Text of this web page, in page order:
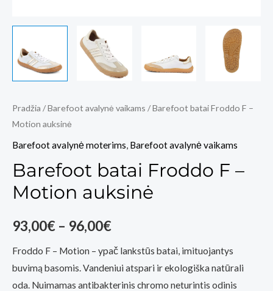
Pradžia /Barefoot avalynė vaikams / Barefoot batai Froddo F –
Motion auksinė
Barefoot avalynė moterims, Barefoot avalynė vaikams
Barefoot batai Froddo F –
Motion auksinė
93,00€ – 96,00€Price
range:
93,00€
Froddo F – Motion – ypač lankstūs batai, imituojantys
buvimą basomis. Vandeniui atspari ir ekologiška natūrali
oda. Nuimamas antibakterinis chromo neturintis odinis